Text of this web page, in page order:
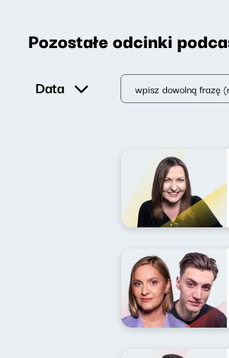
Pozostałe odcinki
Data